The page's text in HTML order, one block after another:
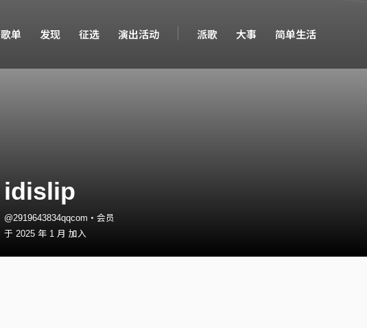
歌单 发现 征选 演出活动 派歌 大事 简单生活
idislip
@2919643834qqcom・会员
于 2025 年 1 月 加入